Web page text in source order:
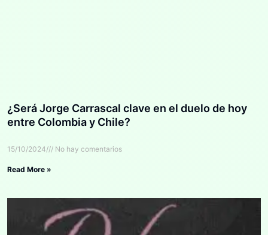
¿Será Jorge Carrascal clave en el duelo de hoy
entre Colombia y Chile?
15/10/2024 No hay comentarios
Read More »